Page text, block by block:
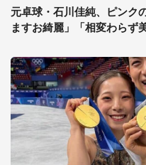
元卓球・石川佳純、ピンク
ますお綺麗」「相変わらず